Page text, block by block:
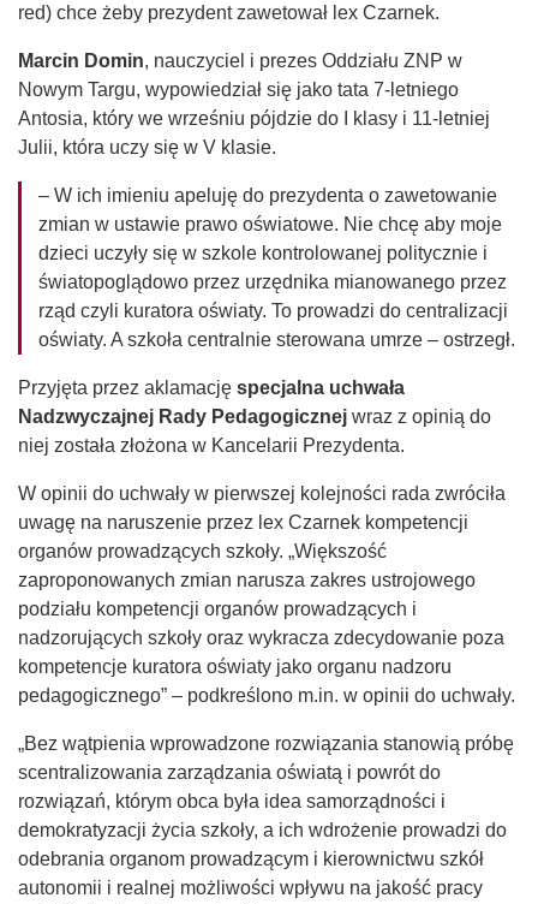
red) chce żeby prezydent zawetował lex Czarnek.
Marcin Domin, nauczyciel i prezes Oddziału ZNP w
Nowym Targu, wypowiedział się jako tata 7-letniego
Antosia, który we wrześniu pójdzie do I klasy i 11-letniej
Julii, która uczy się w V klasie.
– W ich imieniu apeluję do prezydenta o zawetowanie
zmian w ustawie prawo oświatowe. Nie chcę aby moje
dzieci uczyły się w szkole kontrolowanej politycznie i
światopoglądowo przez urzędnika mianowanego przez
rząd czyli kuratora oświaty. To prowadzi do centralizacji
oświaty. A szkoła centralnie sterowana umrze – ostrzegł.
Przyjęta przez aklamację specjalna uchwała
Nadzwyczajnej Rady Pedagogicznej wraz z opinią do
niej została złożona w Kancelarii Prezydenta.
W opinii do uchwały w pierwszej kolejności rada zwróciła
uwagę na naruszenie przez lex Czarnek kompetencji
organów prowadzących szkoły. „Większość
zaproponowanych zmian narusza zakres ustrojowego
podziału kompetencji organów prowadzących i
nadzorujących szkoły oraz wykracza zdecydowanie poza
kompetencje kuratora oświaty jako organu nadzoru
pedagogicznego” – podkreślono m.in. w opinii do uchwały.
„Bez wątpienia wprowadzone rozwiązania stanowią próbę
scentralizowania zarządzania oświatą i powrót do
rozwiązań, którym obca była idea samorządności i
demokratyzacji życia szkoły, a ich wdrożenie prowadzi do
odebrania organom prowadzącym i kierownictwu szkół
autonomii i realnej możliwości wpływu na jakość pracy